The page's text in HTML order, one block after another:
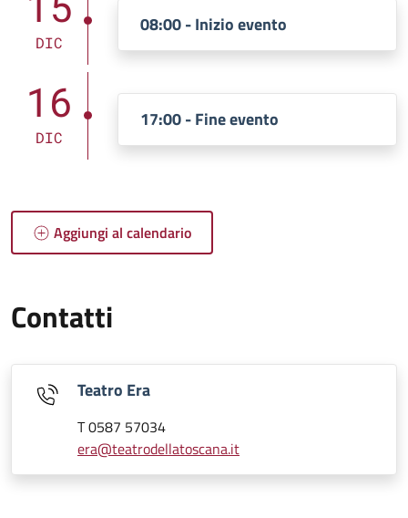
DIC
08:00 - Inizio evento
16
DIC
17:00 - Fine evento
Aggiungi al calendario
Contatti
Teatro Era
T 0587 57034
era@teatrodellatoscana.it